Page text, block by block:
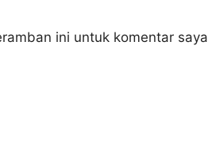
ini untuk komentar saya